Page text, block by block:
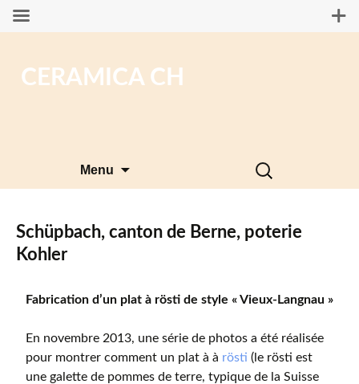
CERAMICA CH
Menu
Rechercher :
Schüpbach, canton de Berne, poterie
Kohler
Fabrication d’un plat à rösti de style « Vieux-Langnau »
En novembre 2013, une série de photos a été réalisée
pour montrer comment un plat à à rösti (le rösti est
une galette de pommes de terre, typique de la Suisse